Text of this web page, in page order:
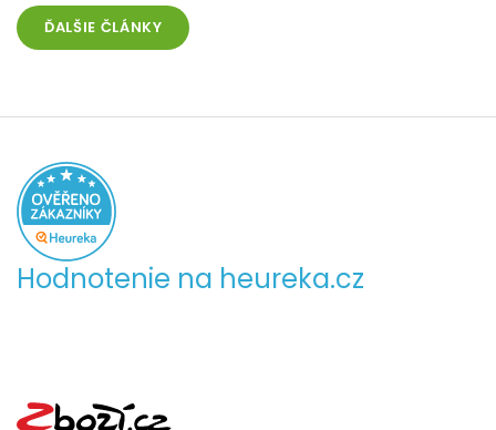
ĎALŠIE ČLÁNKY
Hodnotenie na heureka.cz